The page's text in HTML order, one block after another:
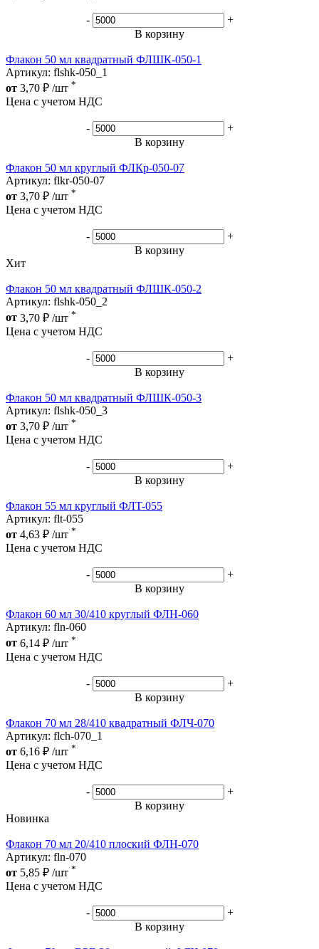
-
+
В корзину
Флакон 50 мл квадратный ФЛШК-050-1
Артикул: flshk-050_1
от 3,70 ₽ /шт *
Цена с учетом НДС
-
+
В корзину
Флакон 50 мл круглый ФЛКр-050-07
Артикул: flkr-050-07
от 3,70 ₽ /шт *
Цена с учетом НДС
-
+
В корзину
Хит
Флакон 50 мл квадратный ФЛШК-050-2
Артикул: flshk-050_2
от 3,70 ₽ /шт *
Цена с учетом НДС
-
+
В корзину
Флакон 50 мл квадратный ФЛШК-050-3
Артикул: flshk-050_3
от 3,70 ₽ /шт *
Цена с учетом НДС
-
+
В корзину
Флакон 55 мл круглый ФЛT-055
Артикул: flt-055
от 4,63 ₽ /шт *
Цена с учетом НДС
-
+
В корзину
Флакон 60 мл 30/410 круглый ФЛН-060
Артикул: fln-060
от 6,14 ₽ /шт *
Цена с учетом НДС
-
+
В корзину
Флакон 70 мл 28/410 квадратный ФЛЧ-070
Артикул: flch-070_1
от 6,16 ₽ /шт *
Цена с учетом НДС
-
+
В корзину
Новинка
Флакон 70 мл 20/410 плоский ФЛН-070
Артикул: fln-070
от 5,85 ₽ /шт *
Цена с учетом НДС
-
+
В корзину